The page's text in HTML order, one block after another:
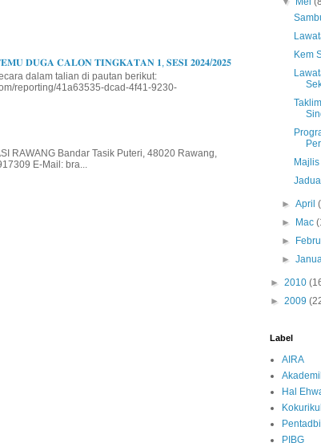
𝐃𝐔𝐆𝐀 𝐂𝐀𝐋𝐎𝐍 𝐓𝐈𝐍𝐆𝐊𝐀𝐓𝐀𝐍 𝟏, 𝐒𝐄𝐒𝐈 𝟐𝟎𝟐𝟒/𝟐𝟎𝟐𝟓
dalam talian di pautan berikut:
reporting/41a63535-dcad-4f41-9230-
RAWANG Bandar Tasik Puteri, 48020 Rawang,
E-Mail: bra...
Kem
►April
►
Mac
►
►
► 2010
► 2009
Label
AIRA
Hal
PIBG